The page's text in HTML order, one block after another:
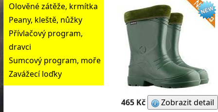
Olověné zátěže, krmítka
Peany, kleště, nůžky
Přívlačový program,
dravci
Sumcový program, moře
Zavážecí loďky
465 Kč Zobrazit detail